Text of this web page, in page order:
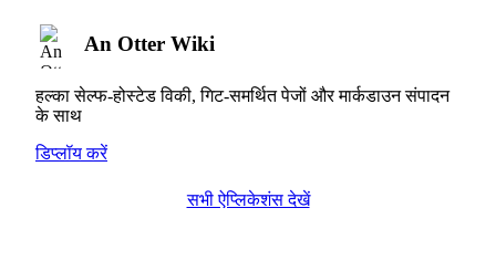
An Otter Wiki
हल्का सेल्फ-होस्टेड विकी, गिट-समर्थित पेजों और मार्कडाउन संपादन
के साथ
डिप्लॉय करें
सभी ऐप्लिकेशंस देखें